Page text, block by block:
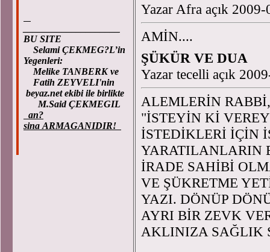
BU SITE
Selami ÇEKMEG?L’in
Yegenleri:
Melike TANBERK ve
Fatih ZEYVELI'nin
beyaz.net ekibi ile birlikte
M.Said ÇEKMEGIL
an?
sina ARMAGANIDIR!
Yazar Afra açık
AMİN....
ŞÜKÜR VE DUA
Yazar tecelli açık
ALEMLERİN
"İSTEYİN Kİ
İSTEDİKLERİ İÇİN
YARATILANLARIN
İRADE SAHİBİ
VE ŞÜKRETME
YAZI. DÖNÜP
AYRI BİR ZEVK
AKLINIZA SAĞLIK